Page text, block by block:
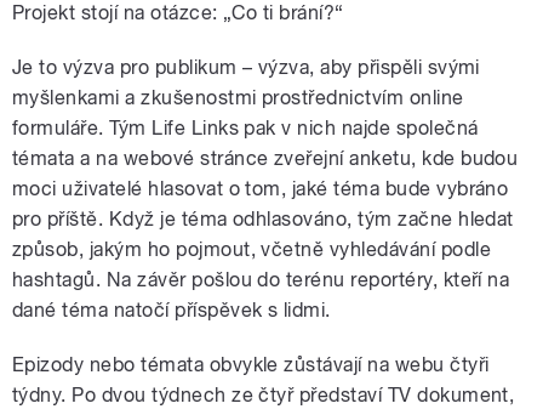
Projekt stojí na otázce: „Co ti brání?“
Je to výzva pro publikum – výzva, aby přispěli svými
myšlenkami a zkušenostmi prostřednictvím online
formuláře. Tým Life Links pak v nich najde společná
témata a na webové stránce zveřejní anketu, kde budou
moci uživatelé hlasovat o tom, jaké téma bude vybráno
pro příště. Když je téma odhlasováno, tým začne hledat
způsob, jakým ho pojmout, včetně vyhledávání podle
hashtagů. Na závěr pošlou do terénu reportéry, kteří na
dané téma natočí příspěvek s lidmi.
Epizody nebo témata obvykle zůstávají na webu čtyři
týdny. Po dvou týdnech ze čtyř představí TV dokument,